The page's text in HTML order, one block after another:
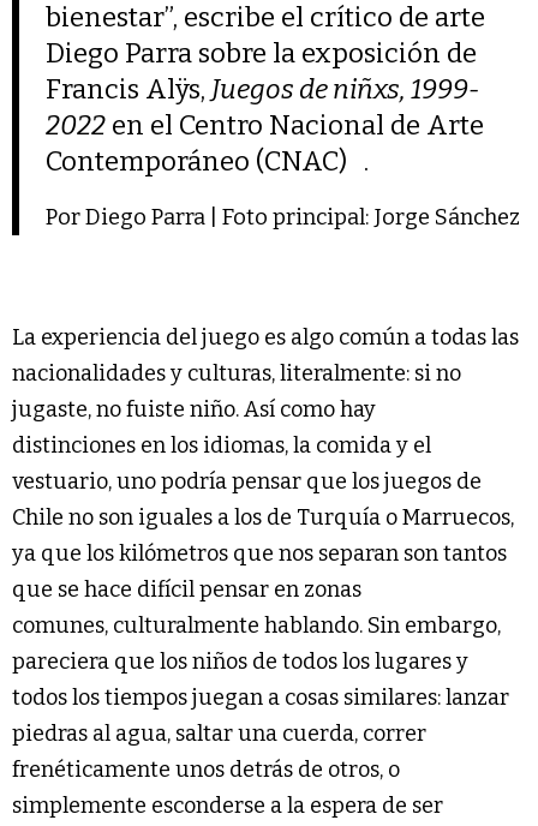
bienestar”, escribe el crítico de arte
Diego Parra sobre la exposición de
Francis Alÿs,Juegos de niñxs, 1999-
2022 en el Centro Nacional de Arte
Contemporáneo (CNAC) .
Por Diego Parra | Foto principal: Jorge Sánchez
La experiencia del juego es algo común a todas las
nacionalidades y culturas, literalmente: si no
jugaste, no fuiste niño. Así como hay
distinciones en los idiomas, la comida y el
vestuario, uno podría pensar que los juegos de
Chile no son iguales a los de Turquía o Marruecos,
ya que los kilómetros que nos separan son tantos
que se hace difícil pensar en zonas
comunes, culturalmente hablando. Sin embargo,
pareciera que los niños de todos los lugares y
todos los tiempos juegan a cosas similares: lanzar
piedras al agua, saltar una cuerda, correr
frenéticamente unos detrás de otros, o
simplemente esconderse a la espera de ser